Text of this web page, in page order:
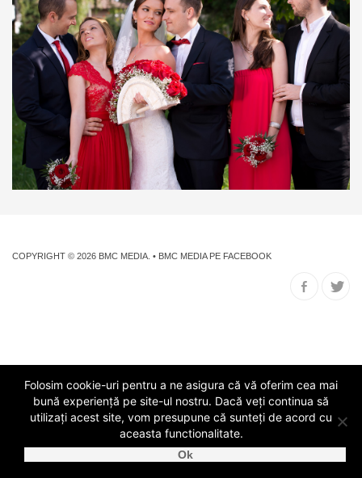
COPYRIGHT © 2026 BMC MEDIA . • BMC MEDIA PE FACEBOOK
Folosim cookie-uri pentru a ne asigura că vă oferim cea mai
bună experiență pe site-ul nostru. Dacă veți continua să
utilizați acest site, vom presupune că sunteți de acord cu
aceasta functionalitate.
Ok